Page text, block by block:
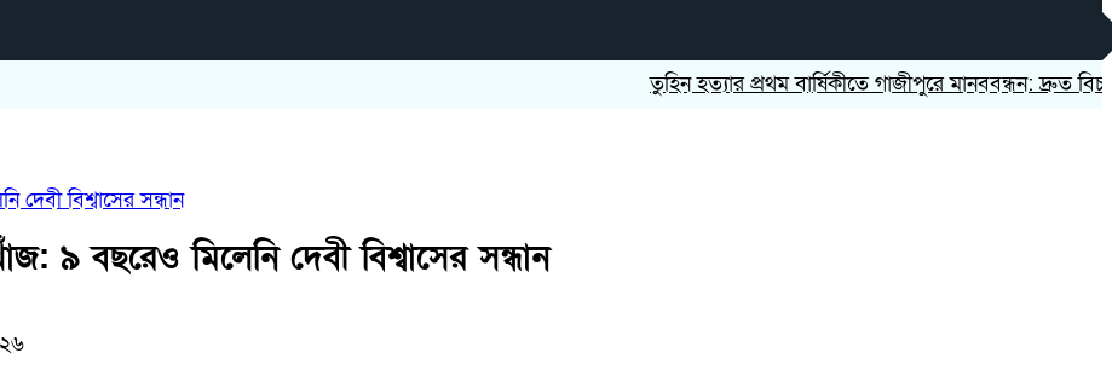
তুহিন হত্যার প্রথম বার্ষিকীতে গাজীপুরে মানববন্ধন: দ্রুত বিচার ও
বিশ্বাসের সন্ধান
৯ বছরেও মিলেনি দেবী বিশ্বাসের সন্ধান